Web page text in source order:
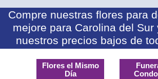
Compre nuestras flores para
mejore para Carolina del Sur
nuestros precios bajos de
Flores el Mismo
Día